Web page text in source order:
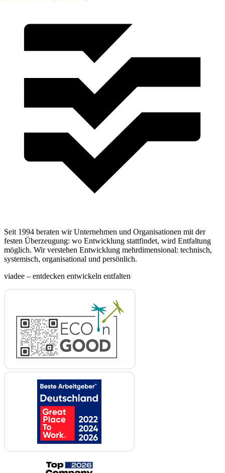
Seit 1994 beraten wir Unternehmen und Organisationen mit der
festen Überzeugung: wo Entwicklung stattfindet, wird Entfaltung
möglich. Wir verstehen Entwicklung mehrdimensional: technisch,
systemisch, organisational und persönlich.
viadee – entdecken entwickeln entfalten